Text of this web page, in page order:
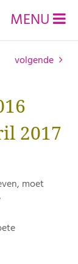
MENU
volgende
2017
moet